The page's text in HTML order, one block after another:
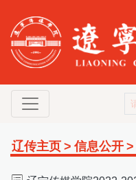
辽传主页 > 信息公开 >